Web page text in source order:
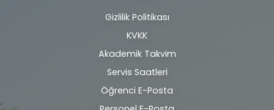
Alt
bilgi
Gizlilik Politikası
KVKK
Akademik Takvim
Servis Saatleri
Öğrenci E-Posta